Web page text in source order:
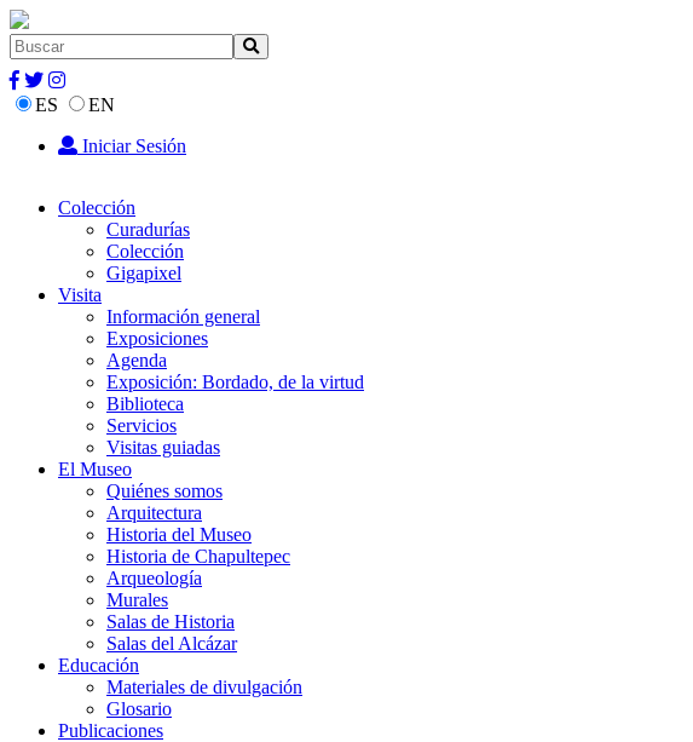
ES
EN
Iniciar Sesión
Colección
Curadurías
Colección
Gigapixel
Visita
Información general
Exposiciones
Agenda
Exposición: Bordado, de la virtud
Biblioteca
Servicios
Visitas guiadas
El Museo
Quiénes somos
Arquitectura
Historia del Museo
Historia de Chapultepec
Arqueología
Murales
Salas de Historia
Salas del Alcázar
Educación
Materiales de divulgación
Glosario
Publicaciones